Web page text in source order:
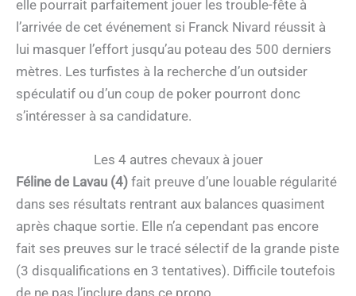
elle pourrait parfaitement jouer les trouble-fête à
l’arrivée de cet événement si Franck Nivard réussit à
lui masquer l’effort jusqu’au poteau des 500 derniers
mètres. Les turfistes à la recherche d’un outsider
spéculatif ou d’un coup de poker pourront donc
s’intéresser à sa candidature.
Les 4 autres chevaux à jouer
Féline de Lavau (4) fait preuve d’une louable régularité
dans ses résultats rentrant aux balances quasiment
après chaque sortie. Elle n’a cependant pas encore
fait ses preuves sur le tracé sélectif de la grande piste
(3 disqualifications en 3 tentatives). Difficile toutefois